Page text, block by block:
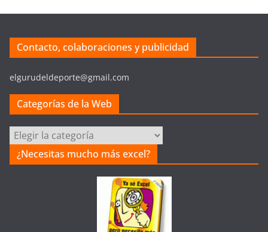
Contacto, colaboraciones y publicidad
elgurudeldeporte@gmail.com
Categorías de la Web
Categorías
la
¿Necesitas mucho más excel?